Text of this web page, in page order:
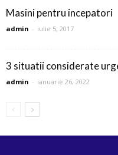
Masini pentru incepatori
admin - iulie 5, 2017
3 situatii considerate
admin - ianuarie 26, 2022